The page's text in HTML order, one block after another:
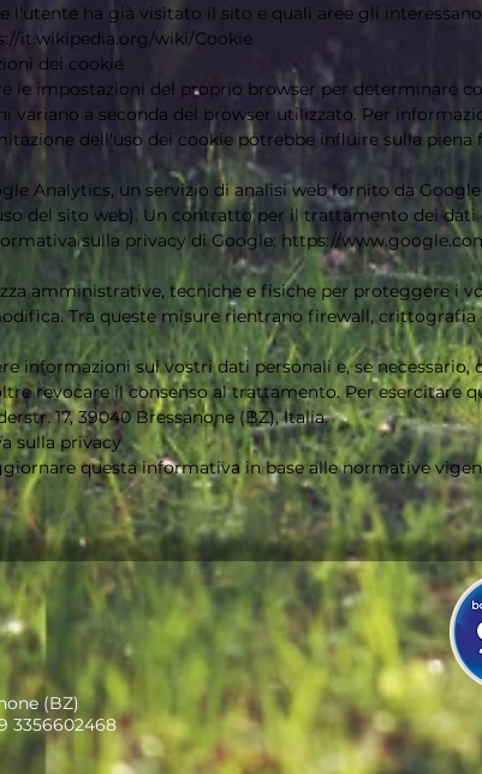
l'utente ha già visitato il sito e quali aree gli
it.wikipedia.org/wiki/Cookie
dei cookie
le impostazioni del proprio browser per determinare
variano a seconda del browser utilizzato. Per
dell'uso dei cookie potrebbe influire sulla piena
Analytics, un servizio di analisi web fornito da
del sito web). Un contratto per il trattamento dei
sulla privacy di Google: https://
amministrative, tecniche e fisiche per proteggere i
Tra queste misure rientrano firewall, crittografia
informazioni sui vostri dati personali e, se
revocare il consenso al trattamento. Per esercitare
17, 39040 Bressanone (BZ), Italia.
sulla privacy
questa informativa in base alle normative
(BZ)
3356602468